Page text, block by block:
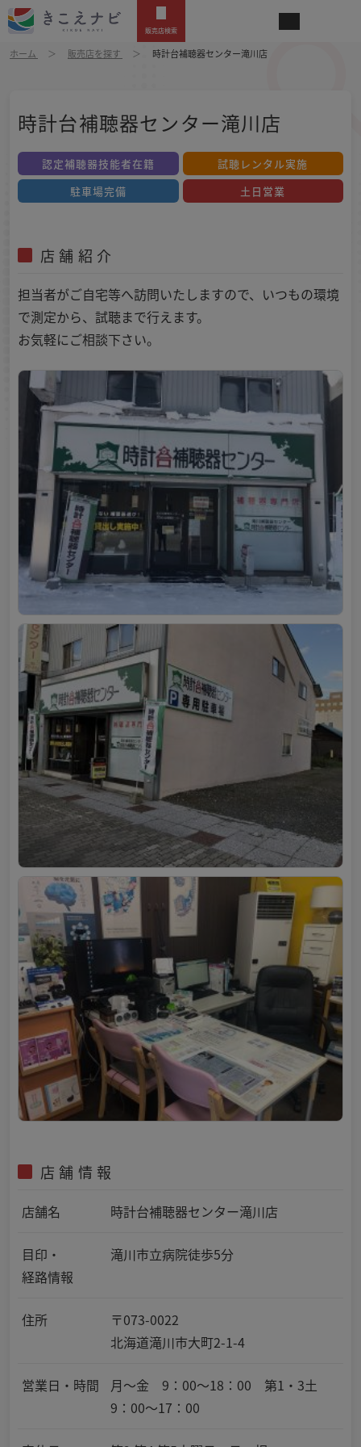
販売店検索
ホーム 販売店を探す 時計台補聴器センター滝川店
時計台補聴器センター滝川店
認定補聴器技能者在籍
試聴レンタル実施
駐車場完備
土日営業
店舗紹介
担当者がご自宅等へ訪問いたしますので、いつもの環境
で測定から、試聴まで行えます。
お気軽にご相談下さい。
店舗情報
店舗名 時計台補聴器センター滝川店
目印・
経路情報
滝川市立病院徒歩5分
住所
〒073-0022
北海道滝川市大町2-1-4
営業日・時間
月～金 9：00～18：00 第1・3土
9：00～17：00